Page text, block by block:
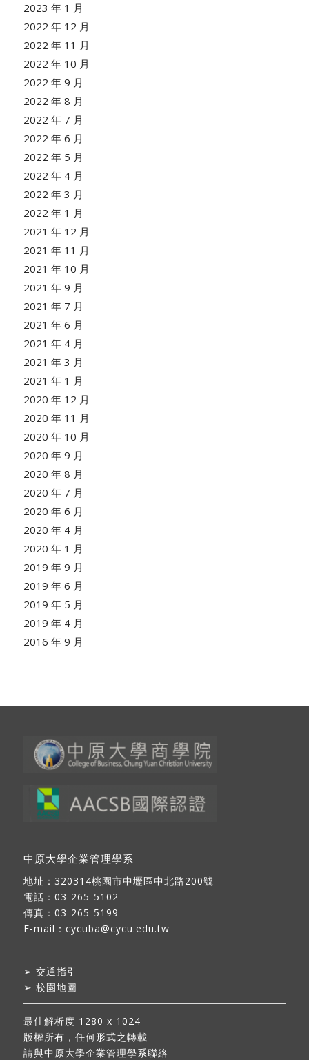
2023 年 1 月
2022 年 12 月
2022 年 11 月
2022 年 10 月
2022 年 9 月
2022 年 8 月
2022 年 7 月
2022 年 6 月
2022 年 5 月
2022 年 4 月
2022 年 3 月
2022 年 1 月
2021 年 12 月
2021 年 11 月
2021 年 10 月
2021 年 9 月
2021 年 7 月
2021 年 6 月
2021 年 4 月
2021 年 3 月
2021 年 1 月
2020 年 12 月
2020 年 11 月
2020 年 10 月
2020 年 9 月
2020 年 8 月
2020 年 7 月
2020 年 6 月
2020 年 4 月
2020 年 1 月
2019 年 9 月
2019 年 6 月
2019 年 5 月
2019 年 4 月
2016 年 9 月
中原大學企業管理學系
地址： 320314桃園市中壢區中北路200號
電話：03-265-5102
傳真：03-265-5199
E-mail： cycuba@cycu.edu.tw
➢ 交通指引
➢ 校園地圖
最佳解析度 1280 x 1024
版權所有，任何形式之轉載
請與中原大學企業管理學系聯絡